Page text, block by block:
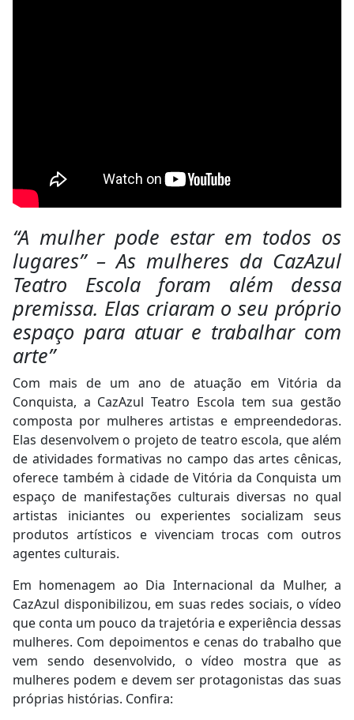
“A mulher pode estar em todos os
lugares” – As mulheres da CazAzul
Teatro Escola foram além dessa
premissa. Elas criaram o seu próprio
espaço para atuar e trabalhar com
arte”
Com mais de um ano de atuação em Vitória da
Conquista, a CazAzul Teatro Escola tem sua gestão
composta por mulheres artistas e empreendedoras.
Elas desenvolvem o projeto de teatro escola, que além
de atividades formativas no campo das artes cênicas,
oferece também à cidade de Vitória da Conquista um
espaço de manifestações culturais diversas no qual
artistas iniciantes ou experientes socializam seus
produtos artísticos e vivenciam trocas com outros
agentes culturais.
Em homenagem ao Dia Internacional da Mulher, a
CazAzul disponibilizou, em suas redes sociais, o vídeo
que conta um pouco da trajetória e experiência dessas
mulheres. Com depoimentos e cenas do trabalho que
vem sendo desenvolvido, o vídeo mostra que as
mulheres podem e devem ser protagonistas das suas
próprias histórias. Confira: